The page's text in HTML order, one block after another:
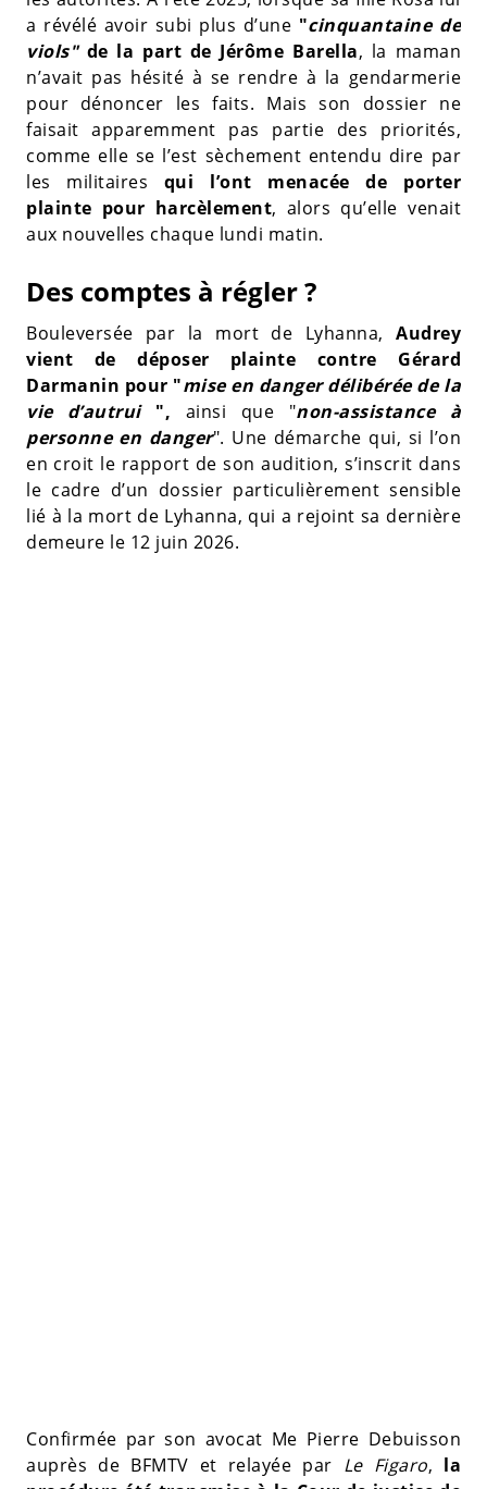
a révélé avoir subi plus d’une "cinquantaine de
viols"de la part de Jérôme Barella, la maman
n’avait pas hésité à se rendre à la gendarmerie
pour dénoncer les faits. Mais son dossier ne
faisait apparemment pas partie des priorités,
comme elle se l’est sèchement entendu dire par
les militaires qui l’ont menacée de porter
plainte pour harcèlement, alors qu’elle venait
aux nouvelles chaque lundi matin.
Des comptes à régler ?
Bouleversée par la mort de Lyhanna, Audrey
vient de déposer plainte contre Gérard
Darmanin pour "mise en danger délibérée de la
vie d’autrui ", ainsi que "non-assistance à
personne en danger". Une démarche qui, si l’on
en croit le rapport de son audition, s’inscrit dans
le cadre d’un dossier particulièrement sensible
lié à la mort de Lyhanna, qui a rejoint sa dernière
demeure le 12 juin 2026.
Confirmée par son avocat Me Pierre Debuisson
auprès de BFMTV et relayée par Le Figaro, la